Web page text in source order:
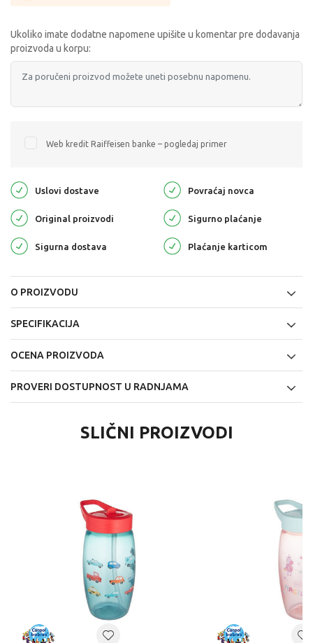
Ukoliko imate dodatne napomene upišite u komentar pre dodavanja
proizvoda u korpu:
Web kredit Raiffeisen banke – pogledaj primer
Uslovi dostave Povraćaj novca
Original proizvodi Sigurno plaćanje
Sigurna dostava Plaćanje karticom
O PROIZVODU
SPECIFIKACIJA
OCENA PROIZVODA
PROVERI DOSTUPNOST U RADNJAMA
SLIČNI PROIZVODI